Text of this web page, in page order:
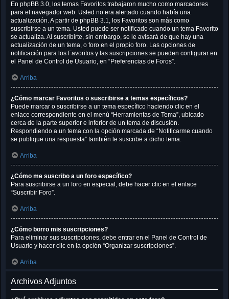
En phpBB 3.0, los temas Favoritos trabajaron mucho como marcadores
para el navegador web. Usted no era alertado cuando había una
actualización. A partir de phpBB 3.1, los Favoritos son más como
suscribirse a un tema. Usted puede ser notificado cuando un tema Favorito
se actualiza. Al suscribirte, sin embargo, se le avisará de que hay una
actualización de un tema, o foro en el propio foro. Las opciones de
notificación para los Favoritos y las suscripciones se pueden configurar en
el Panel de Control de Usuario, en “Preferencias de Foros”.
Arriba
¿Cómo marcar Favoritos o suscribirse a temas específicos?
Puede marcar o suscribirse a un tema específico haciendo clic en el
enlace correspondiente en el menú “Herramientas de Tema”, ubicado
cerca de la parte superior e inferior de un tema de discusión.
Respondiendo a un tema con la opción marcada de “Notificarme cuando
se publique una respuesta” también le suscribe a dicho tema.
Arriba
¿Cómo me suscribo a un foro específico?
Para suscribirse a un foro en especial, debe hacer clic en el enlace
“Suscribir Foro”.
Arriba
¿Cómo borro mis suscripciones?
Para eliminar sus suscripciones, debe entrar en el Panel de Control de
Usuario y hacer clic en la opción “Organizar suscripciones”.
Arriba
Archivos Adjuntos